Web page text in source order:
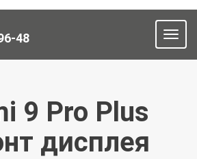
48
9 Pro Plus
дисплея